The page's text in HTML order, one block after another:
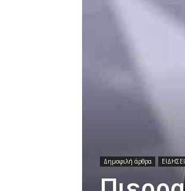
Δημοφιλή άρθρα